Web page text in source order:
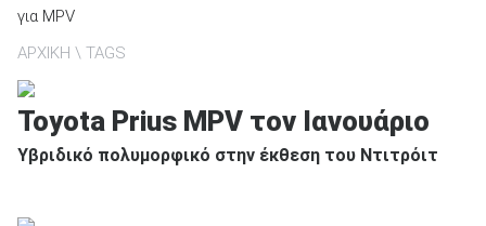
βρες το!
για MPV
ΑΡΧΙΚΗ
TAGS
Toyota Prius MPV τον Ιανουάριο
Υβριδικό πολυμορφικό στην έκθεση του Ντιτρόιτ